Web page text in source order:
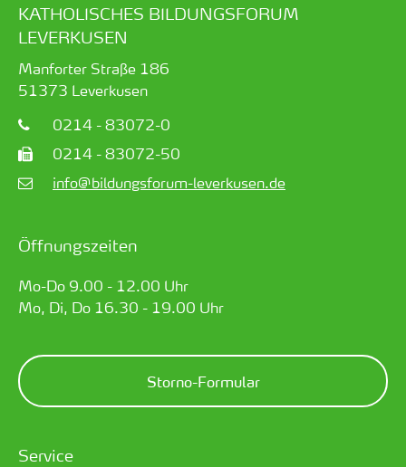
KATHOLISCHES BILDUNGSFORUM
LEVERKUSEN
Manforter Straße 186
51373 Leverkusen
0214 - 83072-0
0214 - 83072-50
info@bildungsforum-leverkusen.de
Öffnungszeiten
Mo-Do 9.00 - 12.00 Uhr
Mo, Di, Do 16.30 - 19.00 Uhr
Storno-Formular
Service